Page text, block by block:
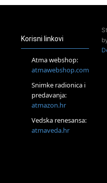
i Akaša zapisa
Zemlje
radionica sistemskih
mijenja tijelo, duh i um
i zajedništva
Korisni linkovi
Atma webshop:
atmawebshop.com
Snimke radionica i
predavanja:
atmazon.hr
Vedska renesansa:
atmaveda.hr